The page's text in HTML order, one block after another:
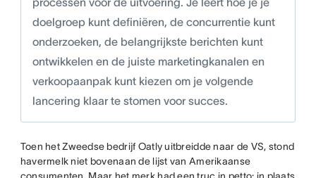
doelgroep kunt definiëren, de concurrentie kunt
onderzoeken, de belangrijkste berichten kunt
ontwikkelen en de juiste marketingkanalen en
verkoopaanpak kunt kiezen om je volgende
lancering klaar te stomen voor succes.
Toen het Zweedse bedrijf Oatly uitbreidde naar de VS, stond
havermelk niet bovenaan de lijst van Amerikaanse